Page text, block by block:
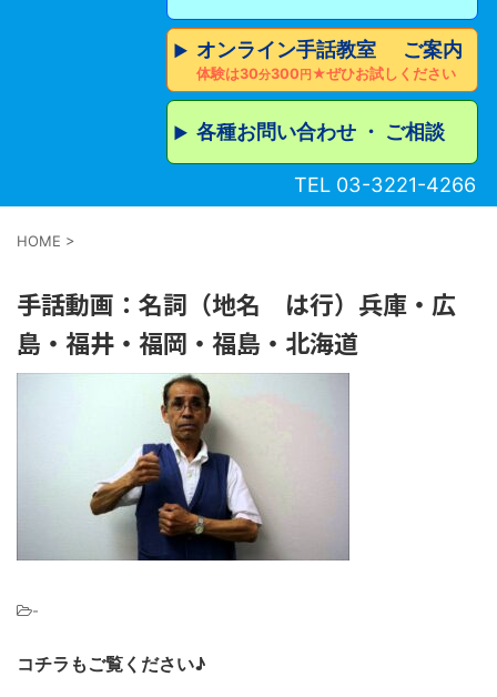
▶︎ オンライン手話教室 ご案内
体験は30分300円★ぜひお試しください
▶︎ 各種お問い合わせ ・ ご相談
TEL 03-3221-4266
HOME >
手話動画：名詞（地名 は行）兵庫・広
島・福井・福岡・福島・北海道
-
コチラもご覧ください♪